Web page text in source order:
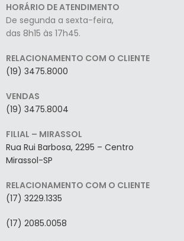
HORÁRIO DE ATENDIMENTO
De segunda a sexta-feira,
das 8h15 às 17h45.
RELACIONAMENTO COM O CLIENTE
(19) 3475.8000
VENDAS
(19) 3475.8004
FILIAL – MIRASSOL
Rua Rui Barbosa, 2295 – Centro
Mirassol-SP
RELACIONAMENTO COM O CLIENTE
(17) 3229.1335
(17) 2085.0058